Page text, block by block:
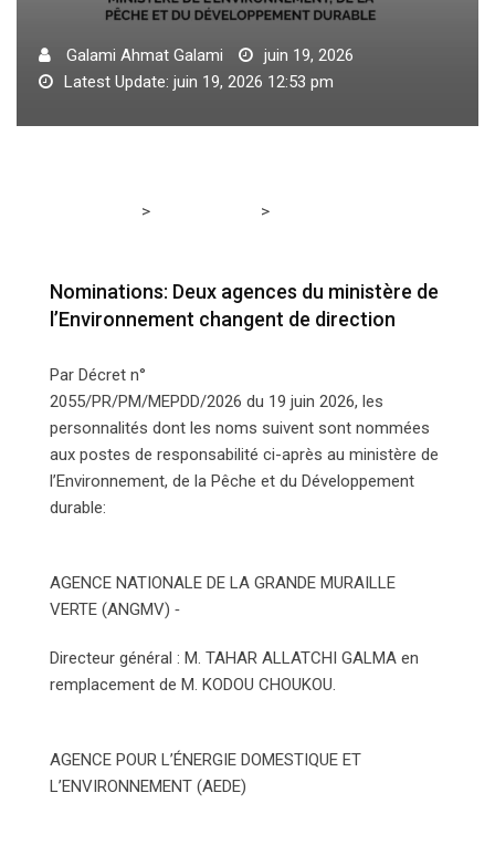
Galami Ahmat Galami
juin 19, 2026
Latest Update: juin 19, 2026 12:53 pm
> >
Nominations: Deux agences du ministère de
l’Environnement changent de direction
Par Décret n°
2055/PR/PM/MEPDD/2026 du 19 juin 2026, les
personnalités dont les noms suivent sont nommées
aux postes de responsabilité ci-après au ministère de
l’Environnement, de la Pêche et du Développement
durable:
AGENCE NATIONALE DE LA GRANDE MURAILLE
VERTE (ANGMV) ⁃
Directeur général : M. TAHAR ALLATCHI GALMA en
remplacement de M. KODOU CHOUKOU.
AGENCE POUR L’ÉNERGIE DOMESTIQUE ET
L’ENVIRONNEMENT (AEDE)